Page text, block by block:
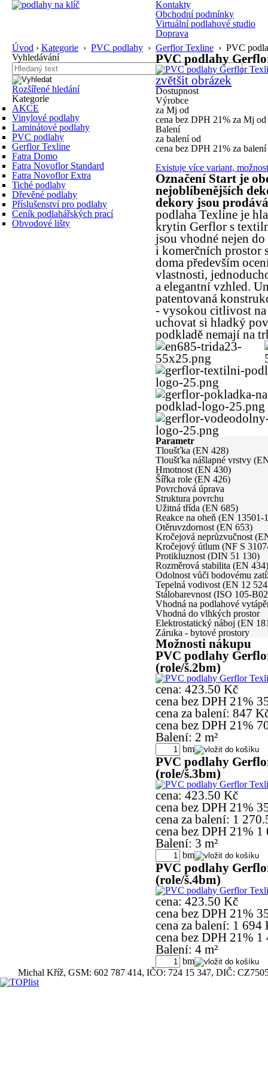
Kontakty
Obchodní podmínky
Virtuální podlahové studio
Doprava
Úvod › Kategorie › PVC podlahy › Gerflor Texline › PVC
Vyhledávání
Rozšířené hledání
Kategorie
AKCE
Vinylové podlahy
Laminátové podlahy
PVC podlahy
Gerflor Texline
Fatra Domo
Fatra Novoflor Standard
Fatra Novoflor Extra
Tiché podlahy
Dřevěné podlahy
Příslušenství pro podlahy
Ceník podlahářských prací
Obvodové lišty
PVC podlahy
zvětšit obrázek
Dostupnost
Výrobce
za Mj od
cena bez DPH 21% za Mj od
Balení
za balení od
cena bez DPH 21% za
Existuje více variant,
Označení Start je
nejoblíbenějších
dekory jsou
podlaha Texline je
krytin Gerflor s
jsou vhodné nejen
i komerčních prostor
doma především
vlastnosti,
a elegantní vzhled.
patentovaná
- vysokou citlivost
uchovat si hladký
podkladě nemají na
Parametr
Tloušťka (EN 428)
Tloušťka nášlapné vrstvy
Hmotnost (EN 430)
Šířka role (EN 426)
Povrchová úprava
Struktura povrchu
Užitná třída (EN 685)
Reakce na oheň (EN 13501-
Otěruvzdornost (EN 653)
Kročejová neprůzvučnost
Kročejový útlum (NF S
Protikluznost (DIN 51 130)
Rozměrová stabilita (EN 434)
Odolnost vůči bodovému
Tepelná vodivost (EN 12
Stálobarevnost (ISO 105-
Vhodná na podlahové
Vhodná do vlhkých prostor
Elektrostatický náboj (EN
Záruka - bytové prostory
Možnosti nákupu
PVC podlahy
(role/š.2bm)
cena: 423.50 Kč
cena bez DPH 21%
cena za balení: 847
cena bez DPH 21%
Balení: 2 m²
bm
PVC podlahy
(role/š.3bm)
cena: 423.50 Kč
cena bez DPH 21%
cena za balení: 1
cena bez DPH 21% 1
Balení: 3 m²
bm
PVC podlahy
(role/š.4bm)
cena: 423.50 Kč
cena bez DPH 21%
cena za balení: 1 694
cena bez DPH 21% 1
Balení: 4 m²
bm
Michal Kříž, GSM: 602 787 414, IČO: 724 15 347, DIČ: